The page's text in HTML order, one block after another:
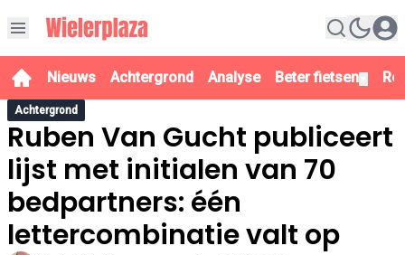
Nieuws Achtergrond Analyse Beter fietsen
Achtergrond
Ruben Van Gucht publiceert
lijst met initialen van 70
bedpartners: één
lettercombinatie valt op